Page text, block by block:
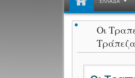
Οι
Τράπεζα